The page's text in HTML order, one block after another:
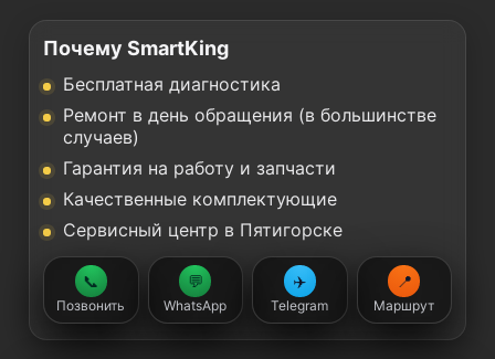
Почему SmartKing
Бесплатная диагностика
Ремонт в день обращения (в большинстве
случаев)
Гарантия на работу и запчасти
Качественные комплектующие
Сервисный центр в Пятигорске
📞
Позвонить
💬
WhatsApp
✈️
Telegram
📍
Маршрут